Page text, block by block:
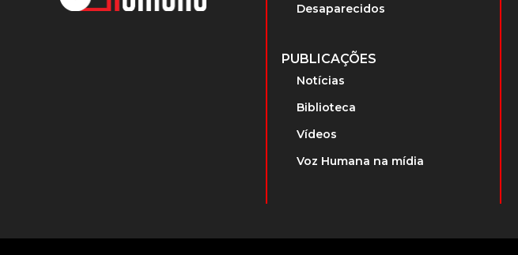
Desaparecidos
PUBLICAÇÕES
Notícias
Biblioteca
Vídeos
Voz Humana na mídia